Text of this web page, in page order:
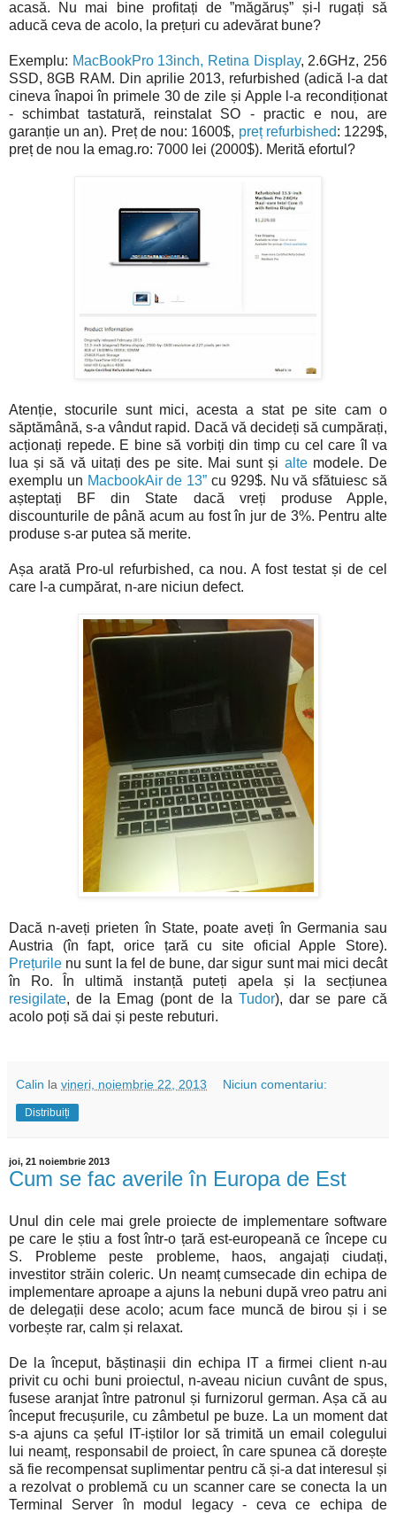
acasă. Nu mai bine profitați de ”măgăruș” și-l rugați să
aducă ceva de acolo, la prețuri cu adevărat bune?
Exemplu: MacBookPro 13inch, Retina Display, 2.6GHz, 256
SSD, 8GB RAM. Din aprilie 2013, refurbished (adică l-a dat
cineva înapoi în primele 30 de zile și Apple l-a recondiționat
- schimbat tastatură, reinstalat SO - practic e nou, are
garanție un an). Preț de nou: 1600$, preț refurbished: 1229$,
preț de nou la emag.ro: 7000 lei (2000$). Merită efortul?
Atenție, stocurile sunt mici, acesta a stat pe site cam o
săptămână, s-a vândut rapid. Dacă vă decideți să cumpărați,
acționați repede. E bine să vorbiți din timp cu cel care îl va
lua și să vă uitați des pe site. Mai sunt și altemodele. De
exemplu un MacbookAir de 13” cu 929$. Nu vă sfătuiesc să
așteptați BF din State dacă vreți produse Apple,
discounturile de până acum au fost în jur de 3%. Pentru alte
produse s-ar putea să merite.
Așa arată Pro-ul refurbished, ca nou. A fost testat și de cel
care l-a cumpărat, n-are niciun defect.
Dacă n-aveți prieten în State, poate aveți în Germania sau
Austria (în fapt, orice țară cu site oficial Apple Store).
Prețurile nu sunt la fel de bune, dar sigur sunt mai mici decât
în Ro. În ultimă instanță puteți apela și la secțiunea
resigilate, de la Emag (pont de la Tudor), dar se pare că
acolo poți să dai și peste rebuturi.
Calin la vineri, noiembrie 22, 2013 Niciun comentariu:
Distribuiți
joi, 21 noiembrie 2013
Cum se fac averile în Europa de Est
Unul din cele mai grele proiecte de implementare software
pe care le știu a fost într-o țară est-europeană ce începe cu
S. Probleme peste probleme, haos, angajați ciudați,
investitor străin coleric. Un neamț cumsecade din echipa de
implementare aproape a ajuns la nebuni după vreo patru ani
de delegații dese acolo; acum face muncă de birou și i se
vorbește rar, calm și relaxat.
De la început, băștinașii din echipa IT a firmei client n-au
privit cu ochi buni proiectul, n-aveau niciun cuvânt de spus,
fusese aranjat între patronul și furnizorul german. Așa că au
început frecușurile, cu zâmbetul pe buze. La un moment dat
s-a ajuns ca șeful IT-iștilor lor să trimită un email colegului
lui neamț, responsabil de proiect, în care spunea că dorește
să fie recompensat suplimentar pentru că și-a dat interesul și
a rezolvat o problemă cu un scanner care se conecta la un
Terminal Server în modul legacy - ceva ce echipa de